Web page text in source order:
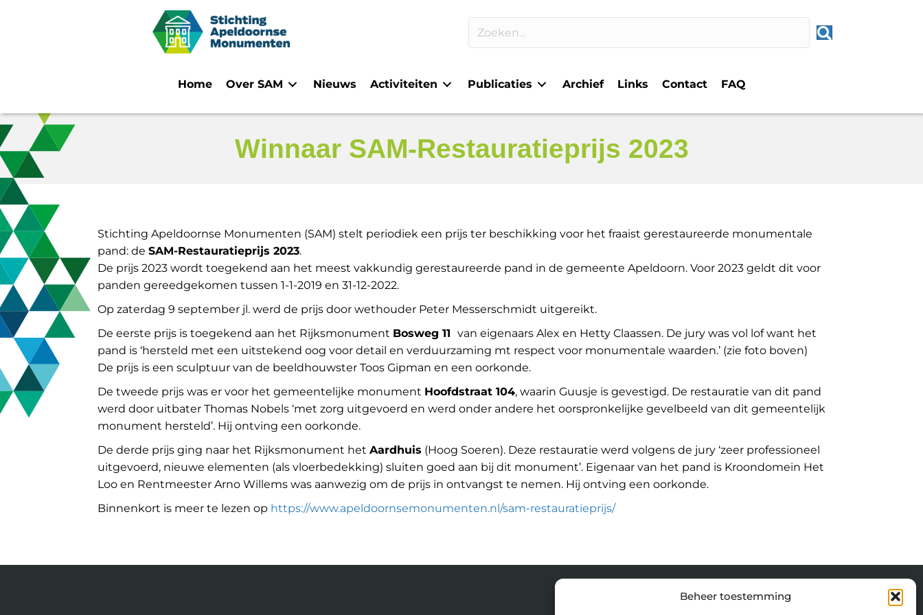
Beheer toestemming
Home Over SAM Nieuws Activiteiten Publicaties Archief Links Contact FAQ
Winnaar SAM-Restauratieprijs 2023
Stichting Apeldoornse Monumenten (SAM) stelt periodiek een prijs ter beschikking voor het fraaist gerestaureerde monumentale
pand: de SAM-Restauratieprijs 2023.
De prijs 2023 wordt toegekend aan het meest vakkundig gerestaureerde pand in de gemeente Apeldoorn. Voor 2023 geldt dit voor
panden gereedgekomen tussen 1-1-2019 en 31-12-2022.
Op zaterdag 9 september jl. werd de prijs door wethouder Peter Messerschmidt uitgereikt.
De eerste prijs is toegekend aan het Rijksmonument Bosweg 11 van eigenaars Alex en Hetty Claassen. De jury was vol lof want het
pand is ‘hersteld met een uitstekend oog voor detail en verduurzaming mt respect voor monumentale waarden.’ (zie foto boven)
De prijs is een sculptuur van de beeldhouwster Toos Gipman en een oorkonde.
De tweede prijs was er voor het gemeentelijke monument Hoofdstraat 104, waarin Guusje is gevestigd. De restauratie van dit pand
werd door uitbater Thomas Nobels ‘met zorg uitgevoerd en werd onder andere het oorspronkelijke gevelbeeld van dit gemeentelijk
monument hersteld’. Hij ontving een oorkonde.
De derde prijs ging naar het Rijksmonument het Aardhuis (Hoog Soeren). Deze restauratie werd volgens de jury ‘zeer professioneel
uitgevoerd, nieuwe elementen (als vloerbedekking) sluiten goed aan bij dit monument’. Eigenaar van het pand is Kroondomein Het
Loo en Rentmeester Arno Willems was aanwezig om de prijs in ontvangst te nemen. Hij ontving een oorkonde.
Binnenkort is meer te lezen op https://www.apeldoornsemonumenten.nl/sam-restauratieprijs/